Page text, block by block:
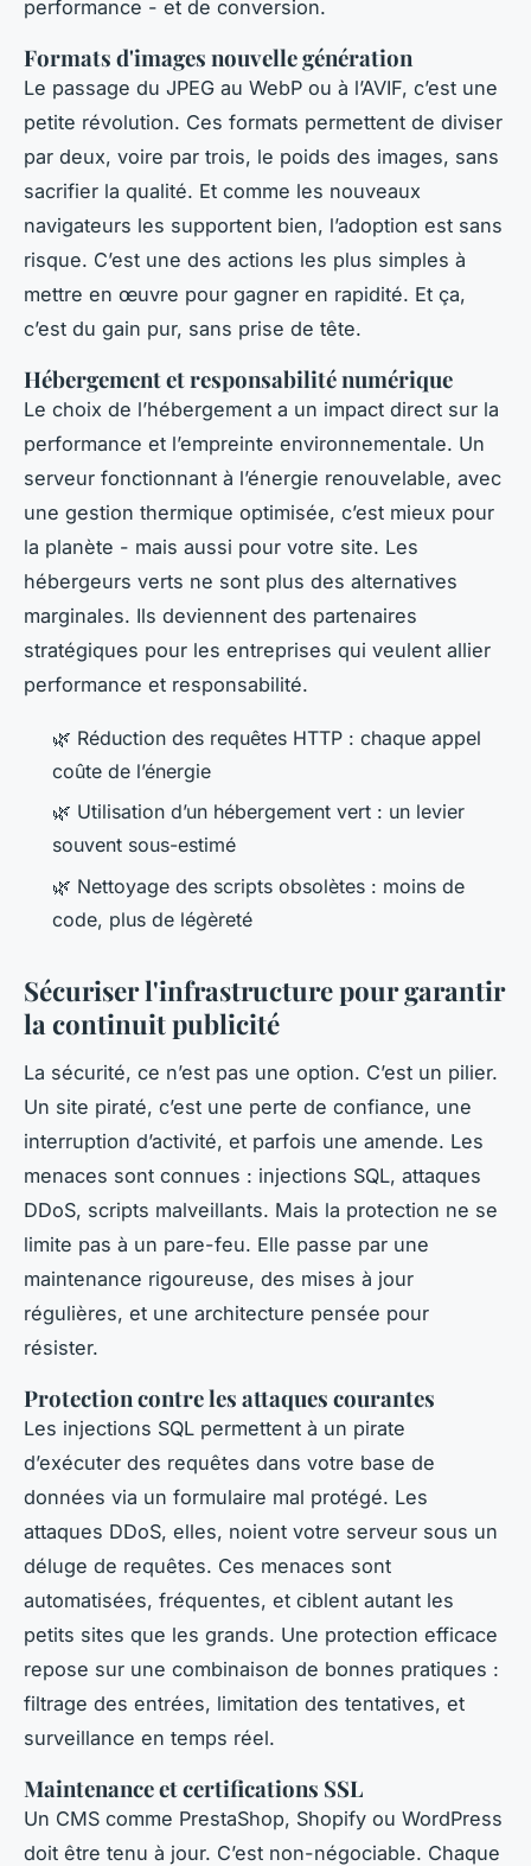
performance - et de conversion.
Formats d'images nouvelle génération
Le passage du JPEG au WebP ou à l’AVIF, c’est une
petite révolution. Ces formats permettent de diviser
par deux, voire par trois, le poids des images, sans
sacrifier la qualité. Et comme les nouveaux
navigateurs les supportent bien, l’adoption est sans
risque. C’est une des actions les plus simples à
mettre en œuvre pour gagner en rapidité. Et ça,
c’est du gain pur, sans prise de tête.
Hébergement et responsabilité numérique
Le choix de l’hébergement a un impact direct sur la
performance et l’empreinte environnementale. Un
serveur fonctionnant à l’énergie renouvelable, avec
une gestion thermique optimisée, c’est mieux pour
la planète - mais aussi pour votre site. Les
hébergeurs verts ne sont plus des alternatives
marginales. Ils deviennent des partenaires
stratégiques pour les entreprises qui veulent allier
performance et responsabilité.
🌿 Réduction des requêtes HTTP : chaque appel
coûte de l’énergie
🌿 Utilisation d’un hébergement vert : un levier
souvent sous-estimé
🌿 Nettoyage des scripts obsolètes : moins de
code, plus de légèreté
Sécuriser l'infrastructure pour garantir
la continuit publicité
La sécurité, ce n’est pas une option. C’est un pilier.
Un site piraté, c’est une perte de confiance, une
interruption d’activité, et parfois une amende. Les
menaces sont connues : injections SQL, attaques
DDoS, scripts malveillants. Mais la protection ne se
limite pas à un pare-feu. Elle passe par une
maintenance rigoureuse, des mises à jour
régulières, et une architecture pensée pour
résister.
Protection contre les attaques courantes
Les injections SQL permettent à un pirate
d’exécuter des requêtes dans votre base de
données via un formulaire mal protégé. Les
attaques DDoS, elles, noient votre serveur sous un
déluge de requêtes. Ces menaces sont
automatisées, fréquentes, et ciblent autant les
petits sites que les grands. Une protection efficace
repose sur une combinaison de bonnes pratiques :
filtrage des entrées, limitation des tentatives, et
surveillance en temps réel.
Maintenance et certifications SSL
Un CMS comme PrestaShop, Shopify ou WordPress
doit être tenu à jour. C’est non-négociable. Chaque